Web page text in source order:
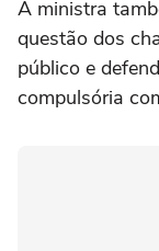
A ministra
questão dos
público e
compulsória